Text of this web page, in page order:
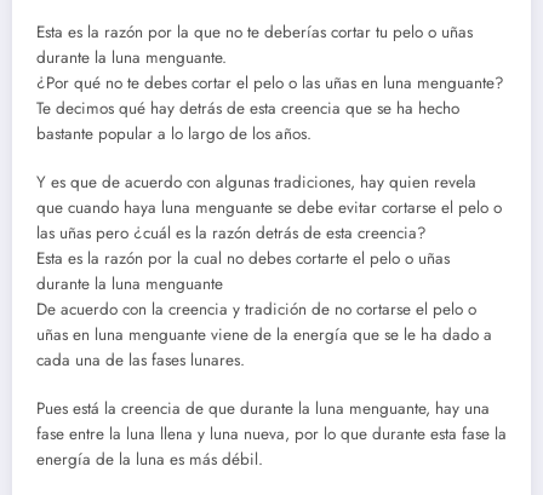
Esta es la razón por la que no te deberías cortar tu pelo o uñas
durante la luna menguante.
¿Por qué no te debes cortar el pelo o las uñas en luna menguante?
Te decimos qué hay detrás de esta creencia que se ha hecho
bastante popular a lo largo de los años.
Y es que de acuerdo con algunas tradiciones, hay quien revela
que cuando haya luna menguante se debe evitar cortarse el pelo o
las uñas pero ¿cuál es la razón detrás de esta creencia?
Esta es la razón por la cual no debes cortarte el pelo o uñas
durante la luna menguante
De acuerdo con la creencia y tradición de no cortarse el pelo o
uñas en luna menguante viene de la energía que se le ha dado a
cada una de las fases lunares.
Pues está la creencia de que durante la luna menguante, hay una
fase entre la luna llena y luna nueva, por lo que durante esta fase la
energía de la luna es más débil.